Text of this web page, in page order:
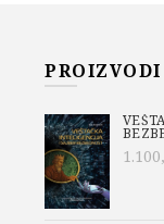
PROIZVODI